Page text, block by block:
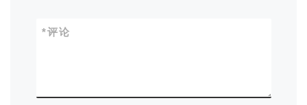
评论
*